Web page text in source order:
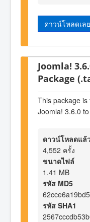
ดาวน์โหลดเลย
Joomla!
Package
This package
Joomla! 3.6.0
ดาวน์โหลดแล้
4,552 ครั้ง
ขนาดไฟล์
1.41 MB
รหัส MD5
รหัส SHA1